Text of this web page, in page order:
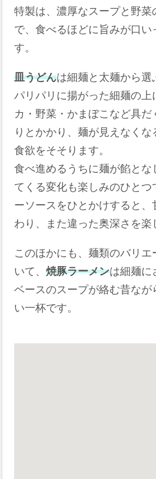
特製は、濃厚なスープと野菜
で、食べるほどに旨みが口い
す。
皿うどんは細麺と太麺から選
パリパリに揚がった細麺の上
カ・野菜・かまぼこなど具
りとかかり、麺が見えなく
食欲をそそります。
食べ進めるうちに麺が餡とな
てくる変化も楽しみのひとつ
ーソースをひとかけすると、
わり、また違った奥深さを楽
このほかにも、麺類のバリエ
いて、焼豚ラーメンは細麺に
ベースのスープが絡む昔なが
い一杯です。